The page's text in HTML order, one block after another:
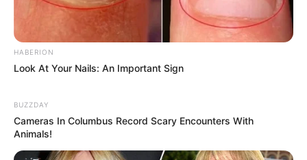
HABERION
Look At Your Nails: An Important Sign
BUZZDAY
Cameras In Columbus Record Scary Encounters With
Animals!